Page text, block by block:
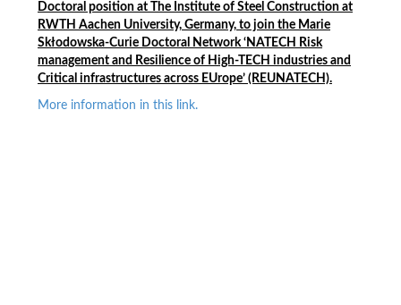
Doctoral position at
The Institute of Steel Construction at
RWTH Aachen University, Germany, to join the Marie
Skłodowska-Curie Doctoral Network ‘NATECH Risk
management and Resilience of High-TECH industries and
Critical infrastructures across EUrope’ (REUNATECH).
More information in this link.